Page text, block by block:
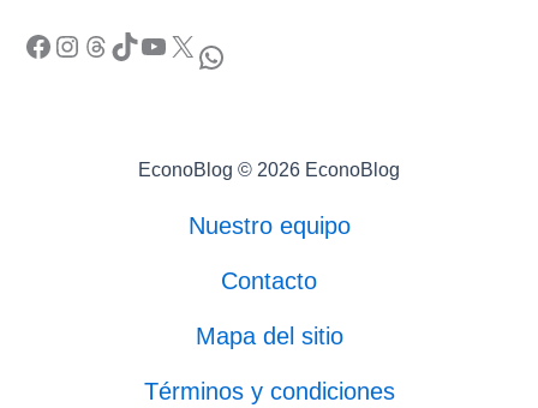
Facebook Instagram Threads TikTok YouTube X WhatsApp
EconoBlog © 2026 EconoBlog
Nuestro equipo
Contacto
Mapa del sitio
Términos y condiciones